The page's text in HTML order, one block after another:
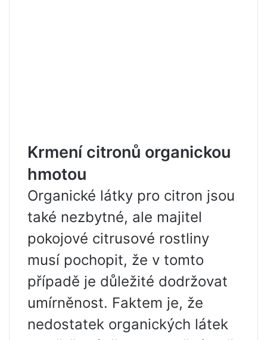
Krmení citronů organickou
hmotou
Organické látky pro citron jsou
také nezbytné, ale majitel
pokojové citrusové rostliny
musí pochopit, že v tomto
případě je důležité dodržovat
umírněnost. Faktem je, že
nedostatek organických látek